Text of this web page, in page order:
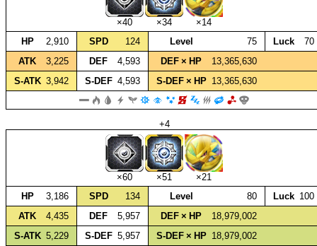
×40 ×34
×14
HP
2,910 SPD 124 Level 75 Luck
70
ATK
3,225 DEF 4,593 DEF × HP
13,365,630
S‑ATK 3,942 S‑DEF 4,593 S‑DEF × HP 13,365,630
+4
×60 ×51
×21
HP
3,186 SPD 134 Level 80 Luck 100
ATK
4,435 DEF 5,957 DEF × HP
18,979,002
S‑ATK 5,229 S‑DEF 5,957 S‑DEF × HP 18,979,002